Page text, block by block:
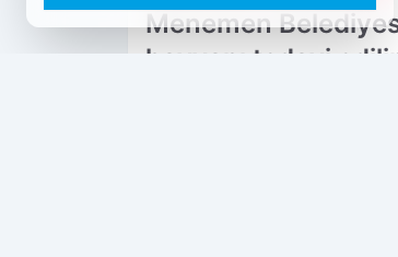
Menemen
hayvanı tedavi